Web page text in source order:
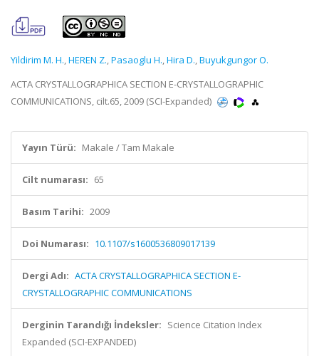
Yildirim M. H.,HEREN Z.,Pasaoglu H.,Hira D.,Buyukgungor O.
ACTA CRYSTALLOGRAPHICA SECTION E-CRYSTALLOGRAPHIC
COMMUNICATIONS, cilt.65, 2009 (SCI-Expanded)
Yayın Türü: Makale / Tam Makale
Cilt numarası: 65
Basım Tarihi: 2009
Doi Numarası: 10.1107/s1600536809017139
Dergi Adı: ACTA CRYSTALLOGRAPHICA SECTION E-
CRYSTALLOGRAPHIC COMMUNICATIONS
Derginin Tarandığı İndeksler: Science Citation Index
Expanded (SCI-EXPANDED)